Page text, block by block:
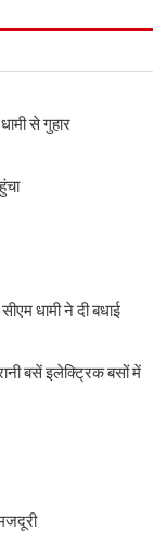
से गुहार
धामी ने दी बधाई
बसें इलेक्ट्रिक बसों में